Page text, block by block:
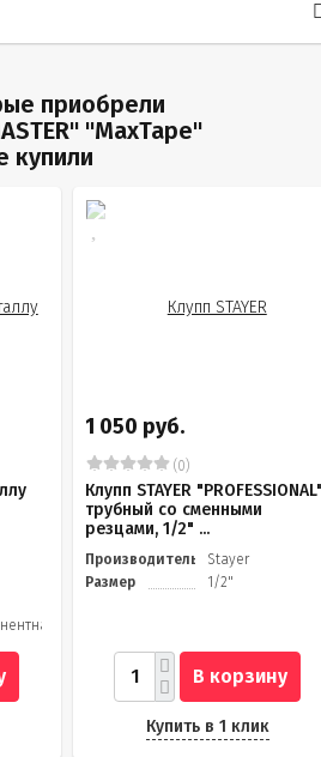
приобрели
"MaxTape"
купили
1 050 руб.
(0)
Клупп STAYER
трубный со сменными
резцами, 1/2" ...
Производитель
Stayer
Размер
1/2"
В корзину
Купить в 1 клик